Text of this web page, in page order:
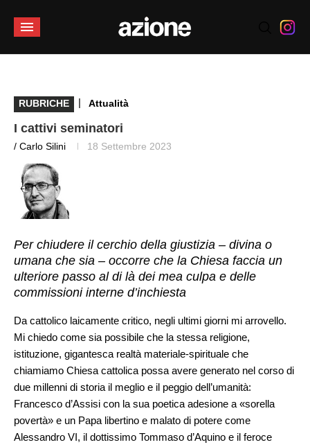
RUBRICHE | Attualità
I cattivi seminatori
/ Carlo Silini 18 Settembre 2023
Per chiudere il cerchio della giustizia – divina o
umana che sia – occorre che la Chiesa faccia un
ulteriore passo al di là dei mea culpa e delle
commissioni interne d’inchiesta
Da cattolico laicamente critico, negli ultimi giorni mi arrovello.
Mi chiedo come sia possibile che la stessa religione,
istituzione, gigantesca realtà materiale-spirituale che
chiamiamo Chiesa cattolica possa avere generato nel corso di
due millenni di storia il meglio e il peggio dell’umanità:
Francesco d’Assisi con la sua poetica adesione a «sorella
povertà» e un Papa libertino e malato di potere come
Alessandro VI, il dottissimo Tommaso d’Aquino e il feroce